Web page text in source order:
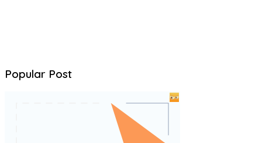
Popular Post